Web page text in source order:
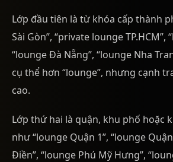
Lớp đầu tiên là từ khóa cấp thành
Sài Gòn”, “private lounge TP.HCM”,
“lounge Đà Nẵng”, “lounge Nha
cụ thể hơn “lounge”, nhưng cạnh
cao.
Lớp thứ hai là quận, khu phố hoặc
như “lounge Quận 1”, “lounge
Điền”, “lounge Phú Mỹ Hưng”,